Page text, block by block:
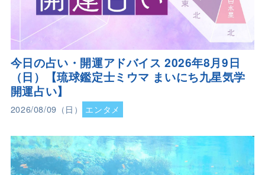
今日の占い・開運アドバイス 2026年8月9日
（日）【琉球鑑定士ミウマ まいにち九星気学
開運占い】
2026/08/09（日） エンタメ